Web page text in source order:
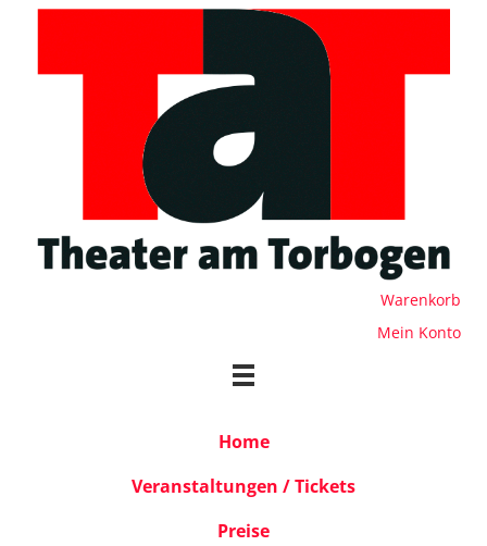
Warenkorb
Mein Konto
Home
Veranstaltungen / Tickets
Preise